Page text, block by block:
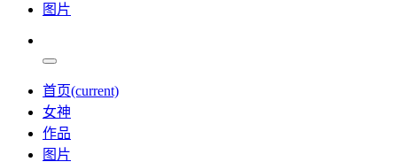
图片
首页(current)
女神
作品
图片